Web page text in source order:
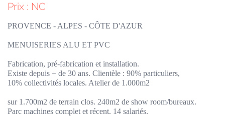
Prix : NC
PROVENCE - ALPES - CÔTE D'AZUR
MENUISERIES ALU ET PVC
Fabrication, pré-fabrication et installation.
Existe depuis + de 30 ans. Clientèle : 90% particuliers,
10% collectivités locales. Atelier de 1.000m2
sur 1.700m2 de terrain clos. 240m2 de show room/bureaux.
Parc machines complet et récent. 14 salariés.